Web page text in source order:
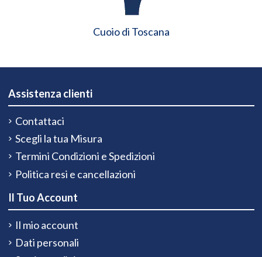
Cuoio di Toscana
Assistenza clienti
Contattaci
Scegli la tua Misura
Termini Condizioni e Spedizioni
Politica resi e cancellazioni
Il Tuo Account
Il mio account
Dati personali